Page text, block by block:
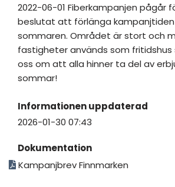
2022-06-01 Fiberkampanjen pågår
beslutat att förlänga
sommaren. Området är stort och
fastigheter används som fritidshus
oss om att alla hinner ta del av
sommar!
Informationen uppdaterad
2026-01-30 07:43
Dokumentation
Kampanjbrev Finnmarken